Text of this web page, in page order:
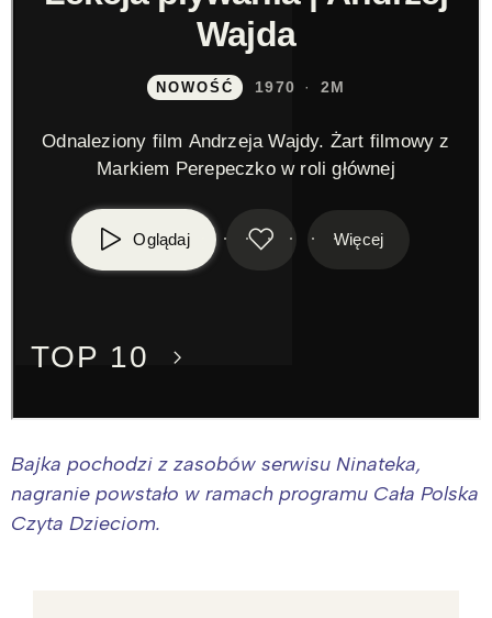
Bajka pochodzi z zasobów serwisu Ninateka,
nagranie powstało w ramach programu Cała Polska
Czyta Dzieciom.